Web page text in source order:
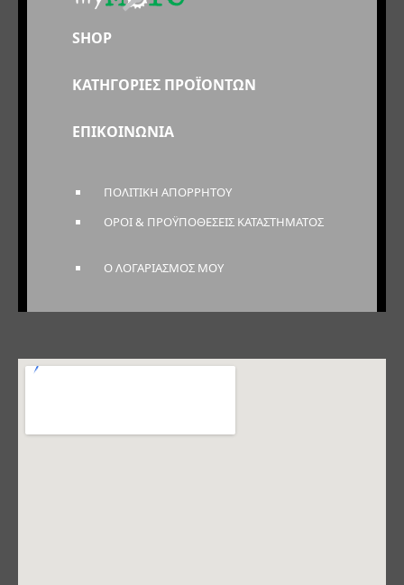
SHOP
ΚΑΤΗΓΟΡΙΕΣ ΠΡΟΪΟΝΤΩΝ
ΕΠΙΚΟΙΝΩΝΙΑ
ΠΟΛΙΤΙΚΗ ΑΠΟΡΡΗΤΟΥ
ΟΡΟΙ & ΠΡΟΫΠΟΘΕΣΕΙΣ ΚΑΤΑΣΤΗΜΑΤΟΣ
Ο ΛΟΓΑΡΙΑΣΜΟΣ ΜΟΥ